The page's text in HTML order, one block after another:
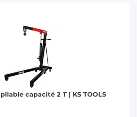
capacité 2 T | KS TOOLS